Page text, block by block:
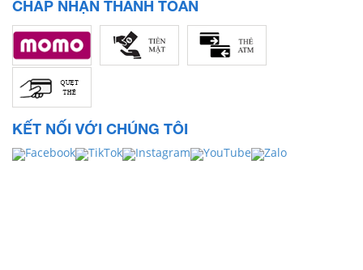
CHẤP NHẬN THANH TOÁN
KẾT NỐI VỚI CHÚNG TÔI